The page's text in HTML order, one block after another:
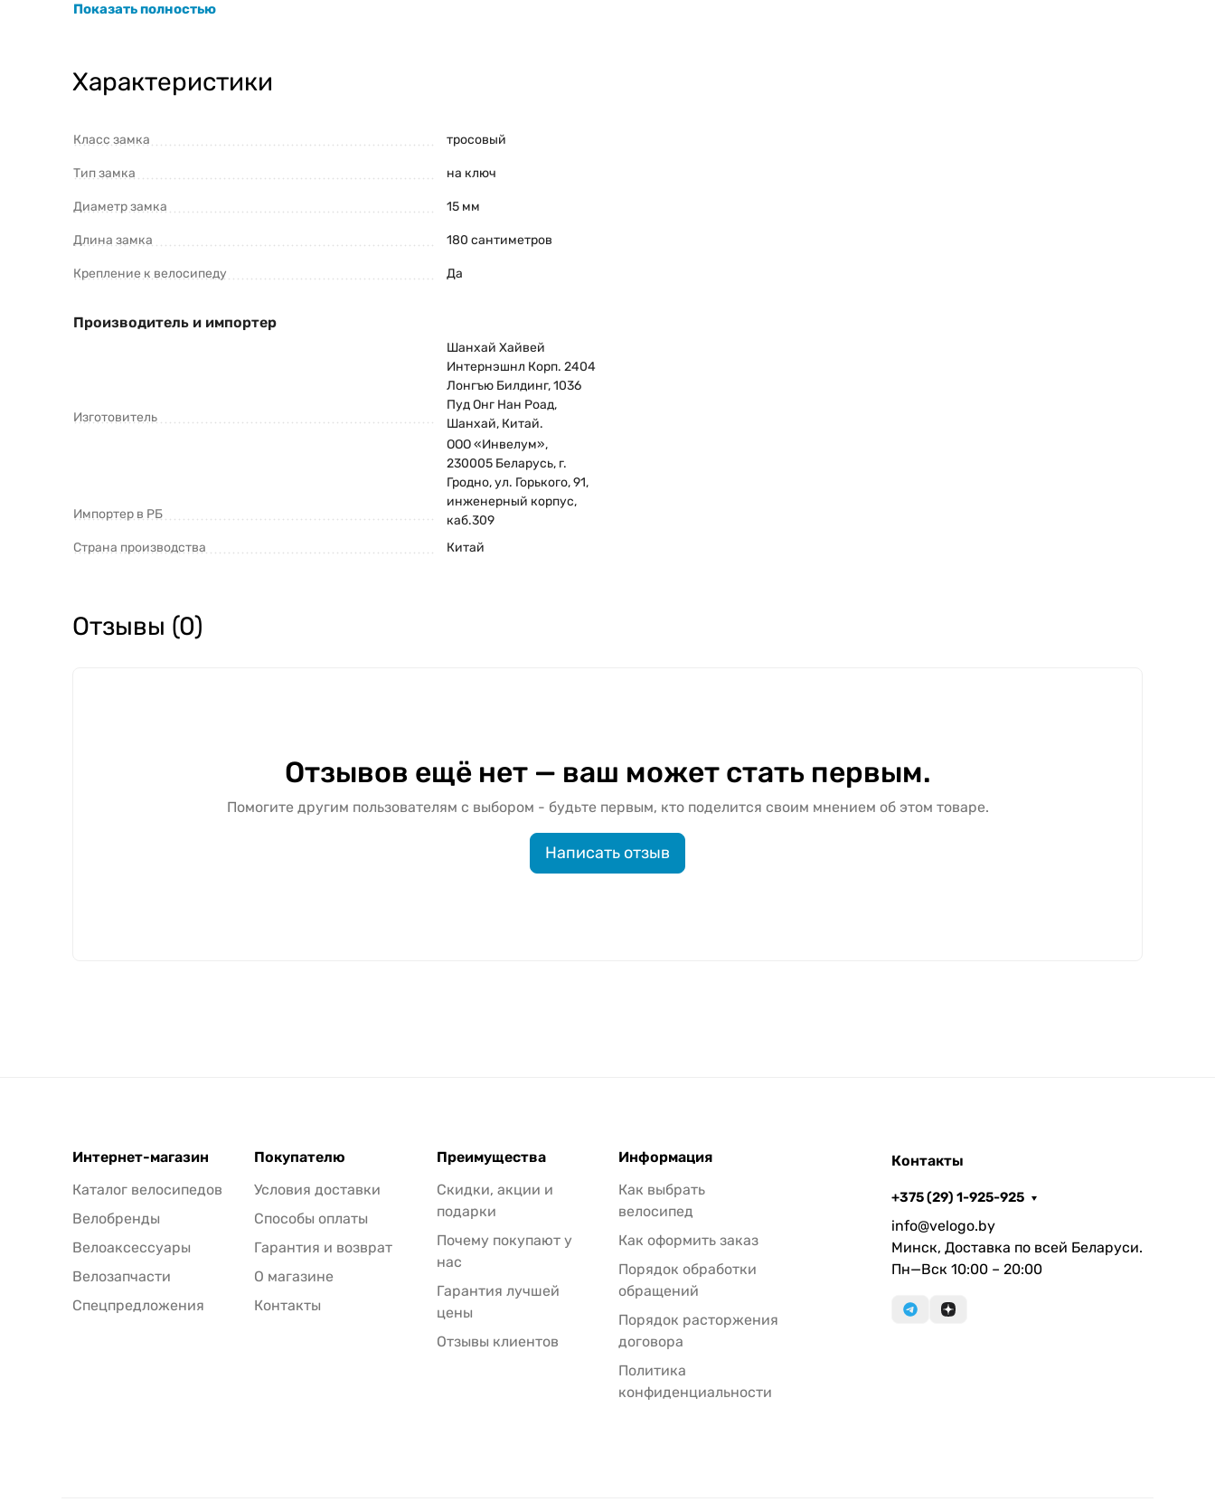
Показать полностью
Характеристики
Класс замка тросовый
Тип замка на ключ
Диаметр замка 15 мм
Длина замка 180 сантиметров
Крепление к велосипеду Да
Производитель и импортер
Изготовитель
Шанхай Хайвей
Интернэшнл Корп. 2404
Лонгъю Билдинг, 1036
Пуд Онг Нан Роад,
Шанхай, Китай.
Импортер в РБ
ООО «Инвелум»,
230005 Беларусь, г.
Гродно, ул. Горького, 91,
инженерный корпус,
каб.309
Страна производства
Китай
Отзывы (0)
Отзывов ещё нет — ваш может стать первым.
Помогите другим пользователям с выбором - будьте первым, кто поделится своим мнением об этом товаре.
Написать отзыв
Интернет-магазин
Каталог велосипедов
Велобренды
Велоаксессуары
Велозапчасти
Спецпредложения
Покупателю
Условия доставки
Способы оплаты
Гарантия и возврат
О магазине
Контакты
Преимущества
Скидки, акции и
подарки
Почему покупают у
нас
Гарантия лучшей
цены
Отзывы клиентов
Информация
Как выбрать
велосипед
Как оформить заказ
Порядок обработки
обращений
Порядок расторжения
договора
Политика
конфиденциальности
Контакты
+375 (29) 1-925-925
info@velogo.by
Минск, Доставка по всей Беларуси.
Пн—Вск 10:00 – 20:00